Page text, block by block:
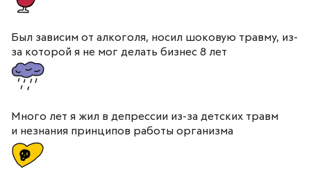
Был зависим от алкоголя, носил шоковую травму, из-
за которой я не мог делать бизнес 8 лет
Много лет я жил в депрессии из-за детских травм
и незнания принципов работы организма